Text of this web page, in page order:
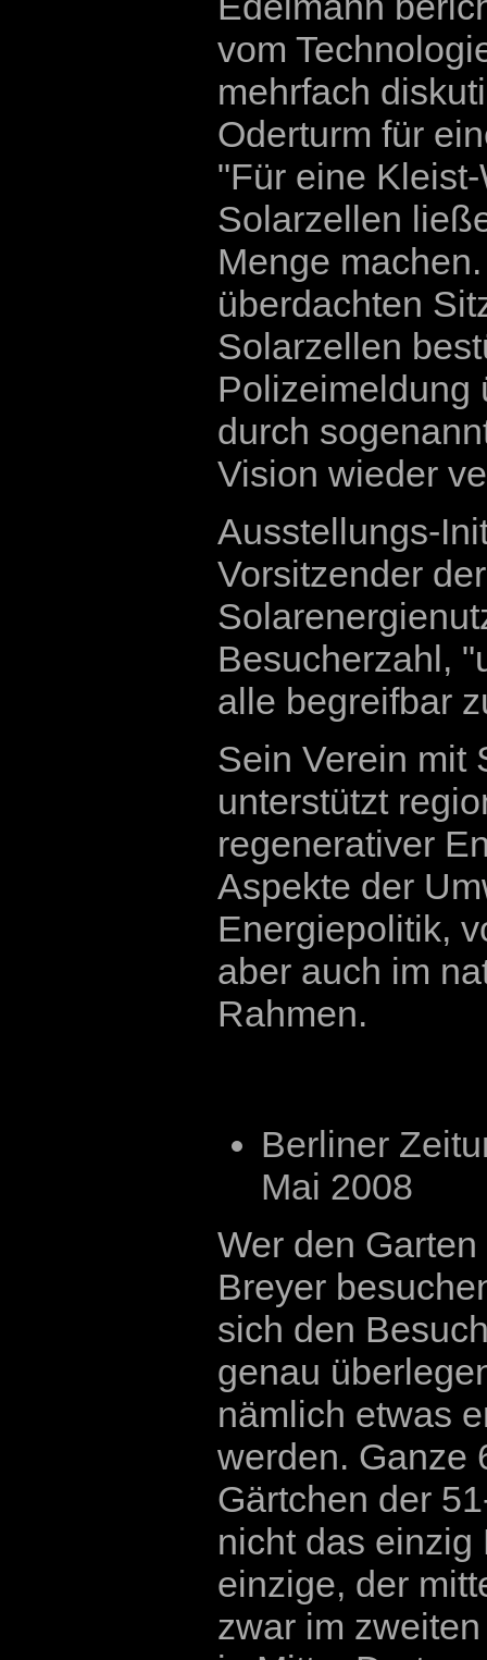
vom
mehrfach
Oderturm für
"Für eine
Solarzellen
Menge
überdachten
Solarzellen
Polizeimeldung
durch
Vision wieder
Ausstellungs-
Vorsitzender
Besucherzahl,
alle begreifbar
Sein Verein mit
unterstützt
regenerativer
Aspekte der
Energiepolitik,
aber auch im
Rahmen.
Berliner
Mai 2008
Wer den
Breyer
sich den
genau
nämlich etwas
werden. Ganze
Gärtchen der
nicht das einzig
einzige, der
zwar im